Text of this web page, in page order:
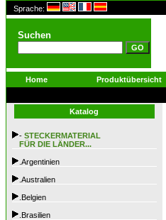
Sprache:
Suchen
Home Produktübersicht
Katalog
- STECKERMATERIAL
FÜR DIE LÄNDER...
.Argentinien
.Australien
.Belgien
.Brasilien